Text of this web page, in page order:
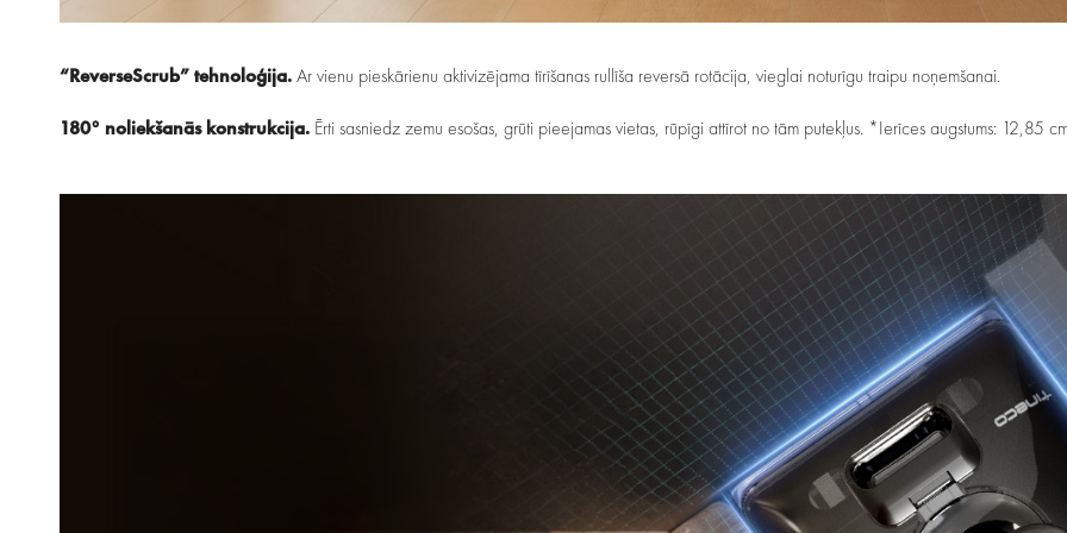
“ReverseScrub” tehnoloģija.Ar vienu pieskārienu aktivizējama tīrīšanas rullīša reversā rotācija, vieglai noturīgu traipu noņemšanai.
180° noliekšanās konstrukcija. Ērti sasniedz zemu esošas, grūti pieejamas vietas, rūpīgi attīrot no tām putekļus. *Ierīces augstums: 12,85